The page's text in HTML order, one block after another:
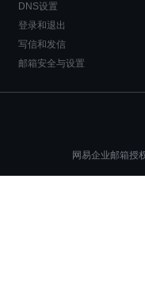
DNS设置
登录和退出
写信和发信
邮箱安全与设置
网易企业邮箱